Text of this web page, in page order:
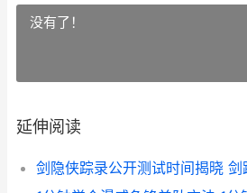
没有了！
延伸阅读
剑隐侠踪录公开测试时间揭晓